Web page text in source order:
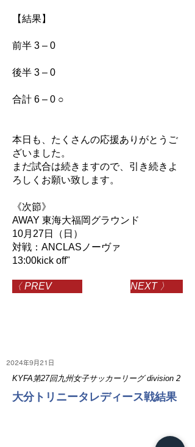
【結果】
前半 3 – 0
後半 3 – 0
合計 6 – 0 ○
本日も、たくさんの応援ありがとうご
ざいました。
まだ試合は続きますので、引き続きよ
ろしくお願い致します。
《次節》
AWAY 東海大福岡グラウンド
10月27日（日）
対戦：ANCLASノーヴァ
13:00kick off"
〈 PREV NEXT 〉
2024年9月21日
KYFA第27回九州女子サッカーリーグ division 2
大分トリニータレディース戦結果